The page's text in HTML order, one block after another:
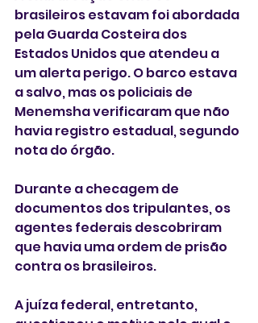
brasileiros estavam foi abordada
pela Guarda Costeira dos
Estados Unidos que atendeu a
um alerta perigo. O barco estava
a salvo, mas os policiais de
Menemsha verificaram que não
havia registro estadual, segundo
nota do órgão.
Durante a checagem de
documentos dos tripulantes, os
agentes federais descobriram
que havia uma ordem de prisão
contra os brasileiros.
A juíza federal, entretanto,